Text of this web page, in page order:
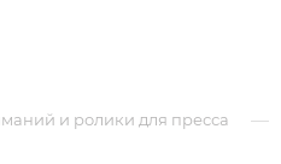
и ролики для пресса —